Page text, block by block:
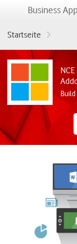
Business
Startseite
NCE Microsoft 365